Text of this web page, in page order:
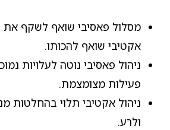
מסלול פאסיבי שואף לשקף את
אקטיבי שואף להכותו.
ניהול פאסיבי נוטה לעלויות
פעילות מצומצמת.
ניהול אקטיבי תלוי בהחלטות
ולרע.